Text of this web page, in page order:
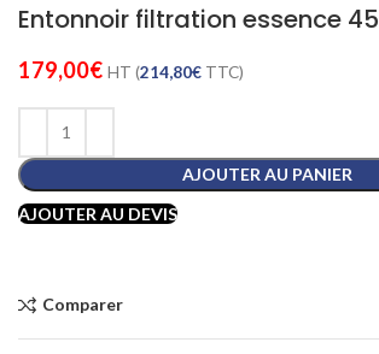
Entonnoir filtration essence 45
179,00€ HT (214,80€ TTC)
AJOUTER AU PANIER
AJOUTER AU DEVIS
Comparer